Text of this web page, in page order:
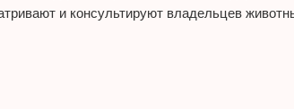
и консультируют владельцев